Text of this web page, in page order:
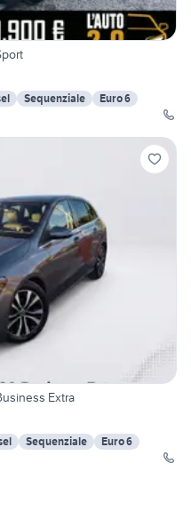
Sequenziale
Euro 6
Extra
Sequenziale
Euro 6